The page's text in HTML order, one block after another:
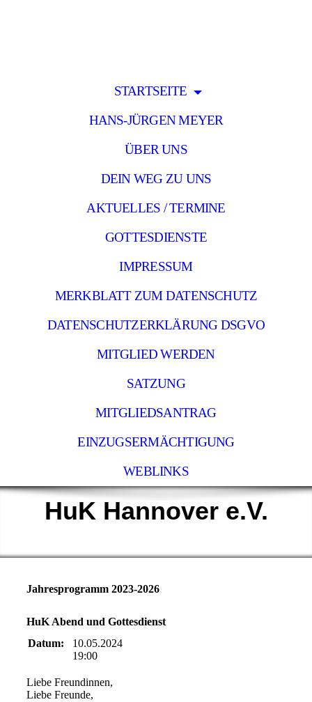
STARTSEITE
HANS-JÜRGEN MEYER
ÜBER UNS
DEIN WEG ZU UNS
AKTUELLES / TERMINE
GOTTESDIENSTE
IMPRESSUM
MERKBLATT ZUM DATENSCHUTZ
DATENSCHUTZERKLÄRUNG DSGVO
MITGLIED WERDEN
SATZUNG
MITGLIEDSANTRAG
EINZUGSERMÄCHTIGUNG
WEBLINKS
HuK Hannover e.V.
Jahresprogramm 2023-2026
HuK Abend und Gottesdienst
Datum:
10.05.2024
19:00
Liebe Freundinnen,
Liebe Freunde,